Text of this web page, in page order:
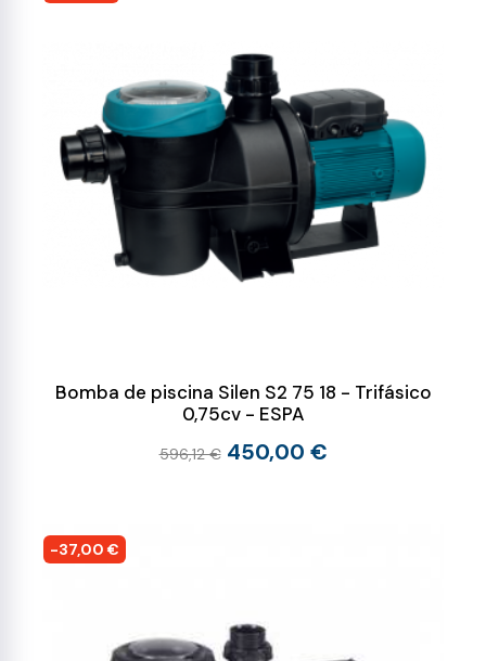
Bomba de piscina Silen S2 75 18 - Trifásico
0,75cv - ESPA
596,12 € 450,00 €
-37,00 €